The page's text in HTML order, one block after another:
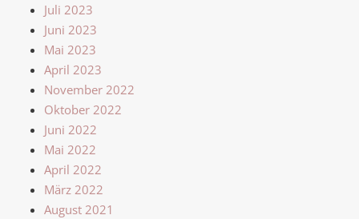
Juli 2023
Juni 2023
Mai 2023
April 2023
November 2022
Oktober 2022
Juni 2022
Mai 2022
April 2022
März 2022
August 2021